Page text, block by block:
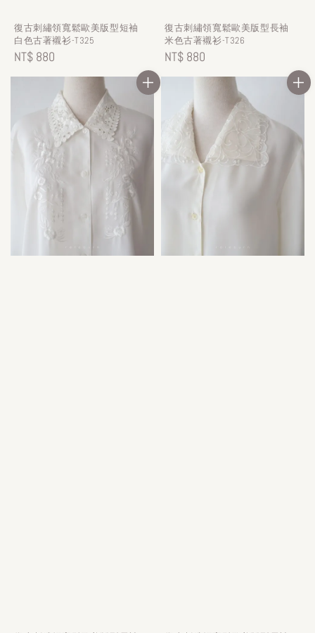
復古刺繡領寬鬆歐美版型短袖
白色古著襯衫-T325
Regular
price
NT$ 880
復古刺繡領寬鬆歐美版型長袖
米色古著襯衫-T326
Regular
price
NT$ 880